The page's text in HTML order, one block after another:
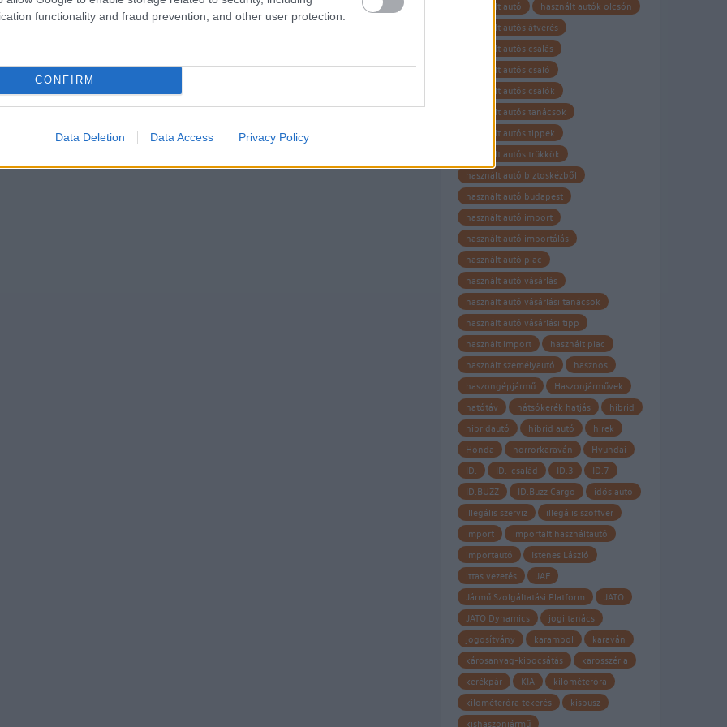
functionality and fraud prevention, and other user protection.
CONFIRM
Data Deletion Data Access Privacy Policy
használt autó
használt autók olcsón
használt autós átverés
használt autós csalás
használt autós csaló
használt autós csalók
használt autós tanácsok
használt autós tippek
használt autós trükkök
használt autó biztoskézből
használt autó budapest
használt autó import
használt autó importálás
használt autó piac
használt autó vásárlás
használt autó vásárlási tanácsok
használt autó vásárlási tipp
használt import
használt piac
használt személyautó
hasznos
haszongépjármű
Haszonjárművek
hatótáv
hátsókerék hatjás
hibrid
hibridautó
hibrid autó
hirek
Honda
horrorkaraván
Hyundai
ID.
ID.-család ID.3
ID.7
ID.BUZZ
ID.Buzz Cargo
idős autó
illegális szerviz
illegális szoftver
import
importált használtautó
importautó
Istenes László
ittas vezetés
JAF
Jármű Szolgáltatási Platform
JATO
JATO Dynamics
jogi tanács
jogosítvány
karambol
karaván
károsanyag-kibocsátás
karosszéria
kerékpár
KIA
kilométeróra
kilométeróra tekerés
kisbusz
kishaszonjármű